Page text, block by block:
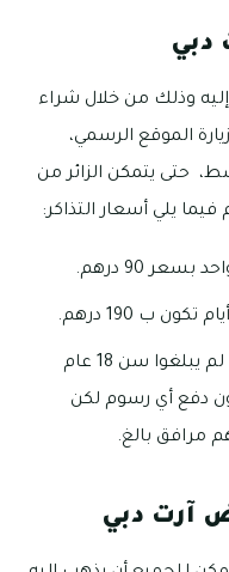
دبي
وذلك من خلال شراء
الموقع الرسمي،
حتى يتمكن الزائر من
فيما يلي أسعار التذاكر:
90 درهم.
ب 190 درهم.
كما يجب التنويه أن الأطفال الذين لم يبلغوا سن 18 عام
دفع أي رسوم لكن
مرافق بالغ.
آرت دبي